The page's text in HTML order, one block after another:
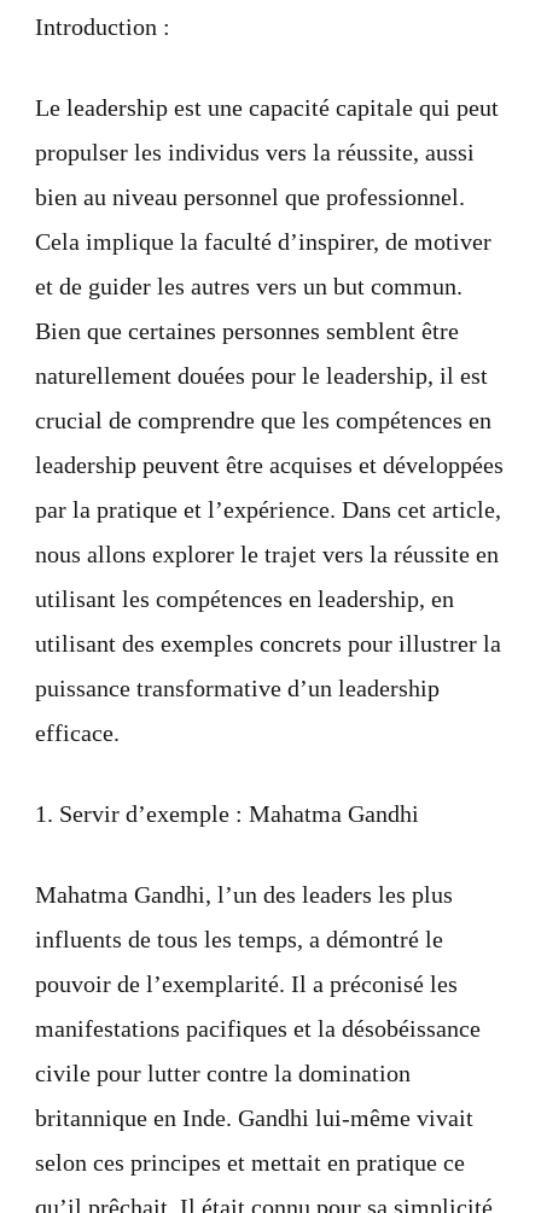
Introduction :
Le leadership est une capacité capitale qui peut
propulser les individus vers la réussite, aussi
bien au niveau personnel que professionnel.
Cela implique la faculté d’inspirer, de motiver
et de guider les autres vers un but commun.
Bien que certaines personnes semblent être
naturellement douées pour le leadership, il est
crucial de comprendre que les compétences en
leadership peuvent être acquises et développées
par la pratique et l’expérience. Dans cet article,
nous allons explorer le trajet vers la réussite en
utilisant les compétences en leadership, en
utilisant des exemples concrets pour illustrer la
puissance transformative d’un leadership
efficace.
1. Servir d’exemple : Mahatma Gandhi
Mahatma Gandhi, l’un des leaders les plus
influents de tous les temps, a démontré le
pouvoir de l’exemplarité. Il a préconisé les
manifestations pacifiques et la désobéissance
civile pour lutter contre la domination
britannique en Inde. Gandhi lui-même vivait
selon ces principes et mettait en pratique ce
qu’il prêchait. Il était connu pour sa simplicité,